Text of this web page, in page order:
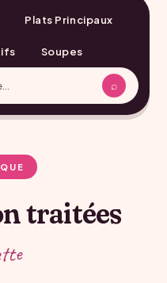
Plats Principaux
Soupes
⌕
traitées